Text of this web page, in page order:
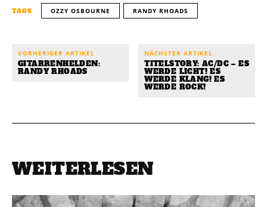
TAGS OZZY OSBOURNE RANDY RHOADS
VORHERIGER ARTIKEL
GITARRENHELDEN:
RANDY RHOADS
NÄCHSTER ARTIKEL
TITELSTORY: AC/DC – ES
WERDE LICHT! ES
WERDE KLANG! ES
WERDE ROCK!
WEITERLESEN